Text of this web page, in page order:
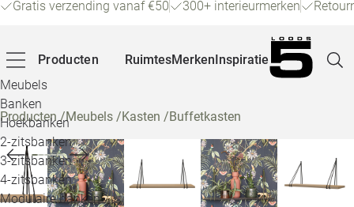
Gratis verzending vanaf €50 300+ interieurmerken
Producten
Meubels
Banken
Hoekbanken
2-zitsbanken
3-zitsbanken
4-zitsbanken
Modulaire banken
RuimtesMerkenInspiratie
Producten/Meubels /Kasten /Buffetkasten